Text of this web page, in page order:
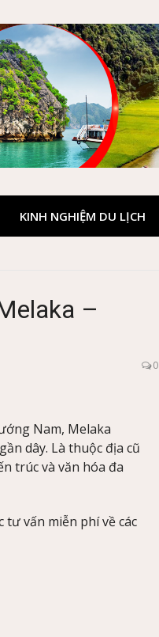
KINH NGHIỆM DU LỊCH
–
0
Nam, Melaka
dây. Là thuộc địa cũ
trúc và văn hóa đa
tư vấn miễn phí về các